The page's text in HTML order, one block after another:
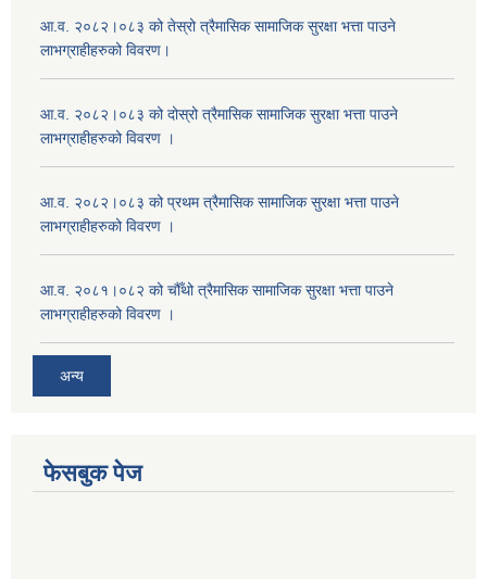
आ.व. २०८२।०८३ को तेस्रो त्रैमासिक सामाजिक सुरक्षा भत्ता पाउने
लाभग्राहीहरुको विवरण।
आ.व. २०८२।०८३ को दोस्रो त्रैमासिक सामाजिक सुरक्षा भत्ता पाउने
लाभग्राहीहरुको विवरण ।
आ.व. २०८२।०८३ को प्रथम त्रैमासिक सामाजिक सुरक्षा भत्ता पाउने
लाभग्राहीहरुको विवरण ।
आ.व. २०८१।०८२ को चौँथो त्रैमासिक सामाजिक सुरक्षा भत्ता पाउने
लाभग्राहीहरुको विवरण ।
अन्य
फेसबुक पेज